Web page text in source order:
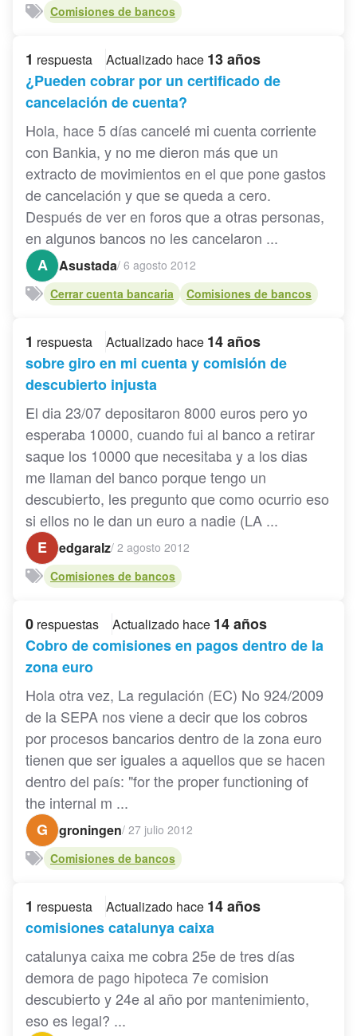
Comisiones de bancos
1 respuesta Actualizado hace 13 años
¿Pueden cobrar por un certificado de
cancelación de cuenta?
Hola, hace 5 días cancelé mi cuenta corriente
con Bankia, y no me dieron más que un
extracto de movimientos en el que pone gastos
de cancelación y que se queda a cero.
Después de ver en foros que a otras personas,
en algunos bancos no les cancelaron ...
A
Asustada/ 6 agosto 2012
Cerrar cuenta bancaria
Comisiones de bancos
1 respuesta Actualizado hace 14 años
sobre giro en mi cuenta y comisión de
descubierto injusta
El dia 23/07 depositaron 8000 euros pero yo
esperaba 10000, cuando fui al banco a retirar
saque los 10000 que necesitaba y a los dias
me llaman del banco porque tengo un
descubierto, les pregunto que como ocurrio eso
si ellos no le dan un euro a nadie (LA ...
E
edgaralz/ 2 agosto 2012
Comisiones de bancos
0 respuestas Actualizado hace 14 años
Cobro de comisiones en pagos dentro de la
zona euro
Hola otra vez, La regulación (EC) No 924/2009
de la SEPA nos viene a decir que los cobros
por procesos bancarios dentro de la zona euro
tienen que ser iguales a aquellos que se hacen
dentro del país: "for the proper functioning of
the internal m ...
G
groningen/ 27 julio 2012
Comisiones de bancos
1 respuesta Actualizado hace 14 años
comisiones catalunya caixa
catalunya caixa me cobra 25e de tres días
demora de pago hipoteca 7e comision
descubierto y 24e al año por mantenimiento,
eso es legal? ...